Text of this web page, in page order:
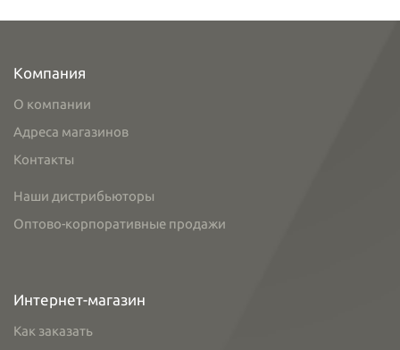
Компания
О компании
Адреса магазинов
Контакты
Наши дистрибьюторы
Оптово-корпоративные продажи
Интернет-магазин
Как заказать